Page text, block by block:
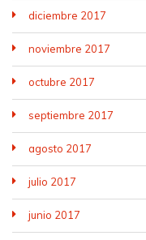
diciembre 2017
noviembre 2017
octubre 2017
septiembre 2017
agosto 2017
julio 2017
junio 2017